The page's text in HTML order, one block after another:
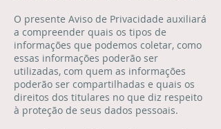
O presente Aviso de Privacidade auxiliará
a compreender quais os tipos de
informações que podemos coletar, como
essas informações poderão ser
utilizadas, com quem as informações
poderão ser compartilhadas e quais os
direitos dos titulares no que diz respeito
à proteção de seus dados pessoais.